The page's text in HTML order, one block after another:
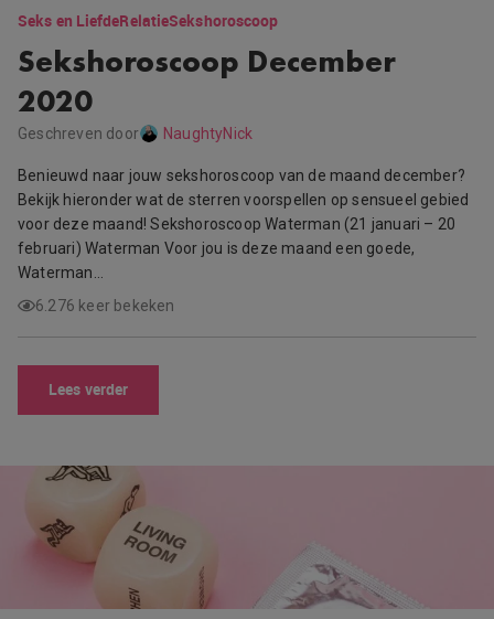
Seks en LiefdeRelatieSekshoroscoop
Sekshoroscoop December
2020
Geschreven door NaughtyNick
Benieuwd naar jouw sekshoroscoop van de maand december?
Bekijk hieronder wat de sterren voorspellen op sensueel gebied
voor deze maand! Sekshoroscoop Waterman (21 januari – 20
februari) Waterman Voor jou is deze maand een goede,
Waterman…
6.276 keer bekeken
Lees verder